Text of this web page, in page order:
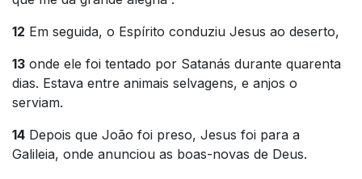
12 Em seguida, o Espírito conduziu Jesus ao deserto,
13 onde ele foi tentado por Satanás durante quarenta
dias. Estava entre animais selvagens, e anjos o
serviam.
14 Depois que João foi preso, Jesus foi para a
Galileia, onde anunciou as boas-novas de Deus.